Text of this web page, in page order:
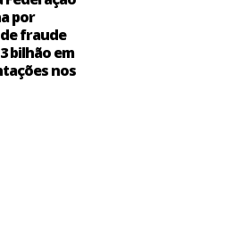
por
fraude
bilhão em
nos